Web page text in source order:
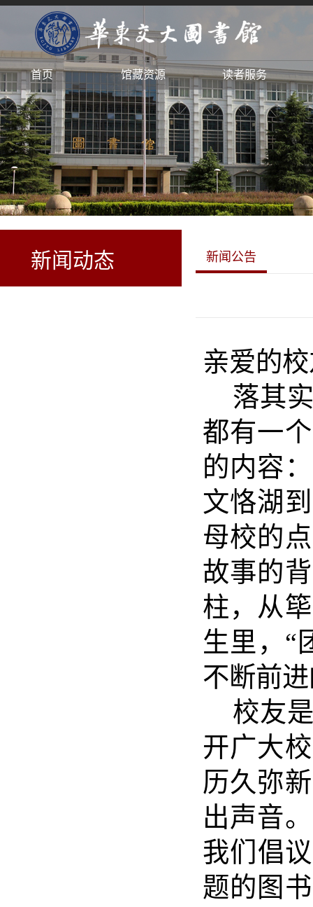
首页 馆藏资源 读者服务
新闻动态 新闻公告
亲爱的
落其
都有一
的内容 ：
文恪湖 到
母校的
故事的
柱，从
生里， “
不断前
校友
开广大
历久弥
出声音
我们倡
题的 图书